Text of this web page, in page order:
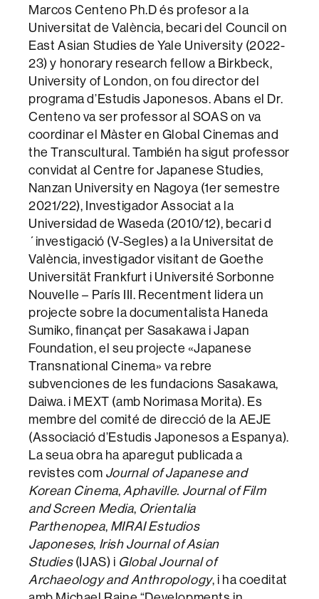
Marcos Centeno Ph.D és profesor a la
Universitat de València, becari del Council on
East Asian Studies de Yale University (2022-
23) y honorary research fellow a Birkbeck,
University of London, on fou director del
programa d’Estudis Japonesos. Abans el Dr.
Centeno va ser professor al SOAS on va
coordinar el Màster en Global Cinemas and
the Transcultural. También ha sigut professor
convidat al Centre for Japanese Studies,
Nanzan University en Nagoya (1er semestre
2021/22), Investigador Associat a la
Universidad de Waseda (2010/12), becari d
´investigació (V-Segles) a la Universitat de
València, investigador visitant de Goethe
Universität Frankfurt i Université Sorbonne
Nouvelle – París III. Recentment lidera un
projecte sobre la documentalista Haneda
Sumiko, finançat per Sasakawa i Japan
Foundation, el seu projecte «Japanese
Transnational Cinema» va rebre
subvenciones de les fundacions Sasakawa,
Daiwa. i MEXT (amb Norimasa Morita). Es
membre del comité de direcció de la AEJE
(Associació d’Estudis Japonesos a Espanya).
La seua obra ha aparegut publicada a
revistes com Journal of Japanese and
Korean Cinema,Aphaville. Journal of Film
and Screen Media, Orientalia
Parthenopea, MIRAI Estudios
Japoneses, Irish Journal of Asian
Studies(IJAS) i Global Journal of
Archaeology and Anthropology, i ha coeditat